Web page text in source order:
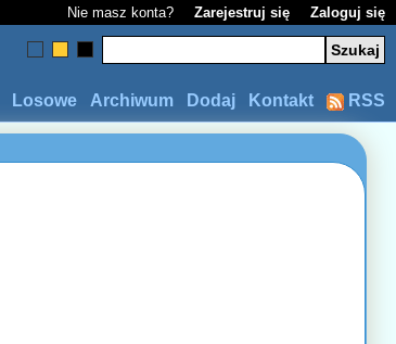
Nie masz konta? Zarejestruj się Zaloguj się
RSS
Kontakt
Dodaj
Archiwum
Losowe